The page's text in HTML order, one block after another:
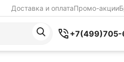
Доставка и оплатаПромо-акции
+7(499)705-